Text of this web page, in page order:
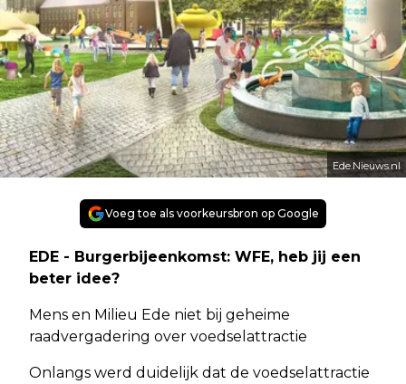
Ede.Nieuws.nl
Voeg toe als voorkeursbron op Google
EDE - Burgerbijeenkomst: WFE, heb jij een
beter idee?
Mens en Milieu Ede niet bij geheime
raadvergadering over voedselattractie
Onlangs werd duidelijk dat de voedselattractie